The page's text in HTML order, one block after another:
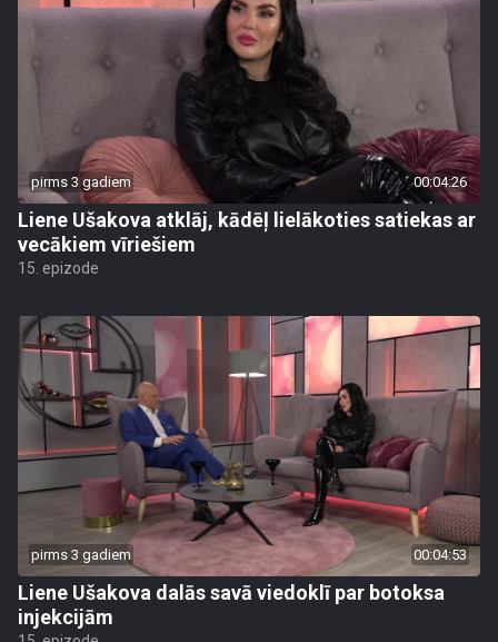
pirms 3 gadiem 00:04:26
Liene Ušakova atklāj, kādēļ lielākoties satiekas ar
vecākiem vīriešiem
15. epizode
pirms 3 gadiem 00:04:53
Liene Ušakova dalās savā viedoklī par botoksa
injekcijām